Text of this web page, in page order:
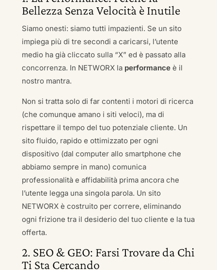
Bellezza Senza Velocità è Inutile
Siamo onesti: siamo tutti impazienti. Se un sito
impiega più di tre secondi a caricarsi, l’utente
medio ha già cliccato sulla “X” ed è passato alla
concorrenza. In NETWORX la performanceè il
nostro mantra.
Non si tratta solo di far contenti i motori di ricerca
(che comunque amano i siti veloci), ma di
rispettare il tempo del tuo potenziale cliente. Un
sito fluido, rapido e ottimizzato per ogni
dispositivo (dal computer allo smartphone che
abbiamo sempre in mano) comunica
professionalità e affidabilità prima ancora che
l’utente legga una singola parola. Un sito
NETWORX è costruito per correre, eliminando
ogni frizione tra il desiderio del tuo cliente e la tua
offerta.
2. SEO & GEO: Farsi Trovare da Chi
Ti Sta Cercando